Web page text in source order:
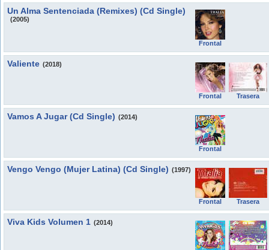
Un Alma Sentenciada (Remixes) (Cd Single)
(2005)
Frontal
Valiente (2018)
Frontal Trasera
Vamos A Jugar (Cd Single) (2014)
Frontal
Vengo Vengo (Mujer Latina) (Cd Single) (1997)
Frontal Trasera
Viva Kids Volumen 1 (2014)